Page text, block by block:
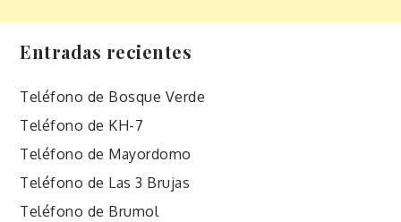
Entradas recientes
Teléfono de Bosque Verde
Teléfono de KH-7
Teléfono de Mayordomo
Teléfono de Las 3 Brujas
Teléfono de Brumol